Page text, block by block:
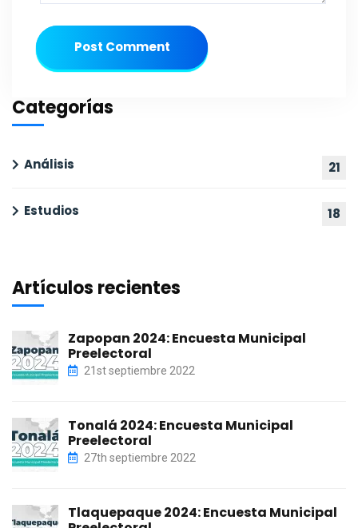
Post Comment
Categorías
Análisis 21
Estudios 18
Artículos recientes
Zapopan 2024: Encuesta Municipal
Preelectoral
21st septiembre 2022
Tonalá 2024: Encuesta Municipal
Preelectoral
27th septiembre 2022
Tlaquepaque 2024: Encuesta Municipal